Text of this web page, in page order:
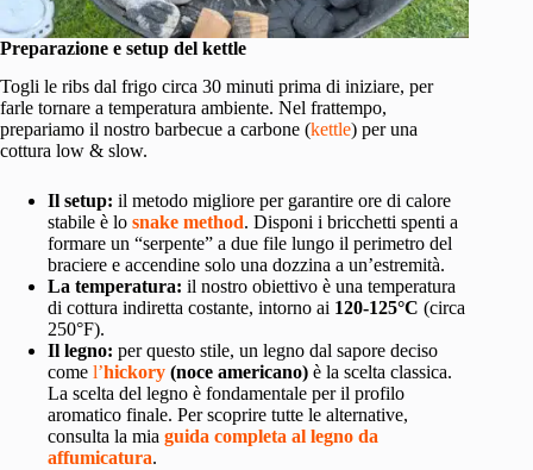
Preparazione e setup del kettle
Togli le ribs dal frigo circa 30 minuti prima di iniziare, per
farle tornare a temperatura ambiente. Nel frattempo,
prepariamo il nostro barbecue a carbone (kettle) per una
cottura low & slow.
Il setup: il metodo migliore per garantire ore di calore
stabile è lo snake method. Disponi i bricchetti spenti a
formare un “serpente” a due file lungo il perimetro del
braciere e accendine solo una dozzina a un’estremità.
La temperatura: il nostro obiettivo è una temperatura
di cottura indiretta costante, intorno ai 120-125°C (circa
250°F).
Il legno: per questo stile, un legno dal sapore deciso
come l’hickory (noce americano) è la scelta classica.
La scelta del legno è fondamentale per il profilo
aromatico finale. Per scoprire tutte le alternative,
consulta la mia guida completa al legno da
affumicatura.